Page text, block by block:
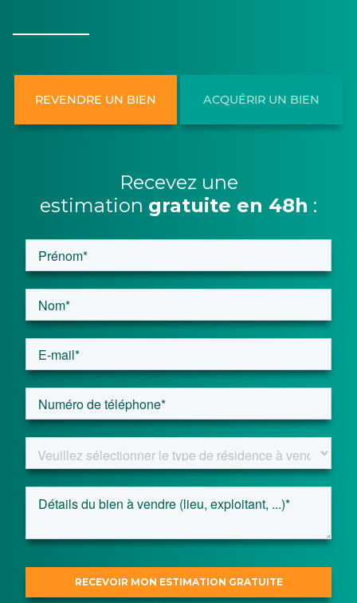
REVENDRE UN BIEN ACQUÉRIR UN BIEN